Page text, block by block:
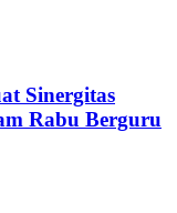
Sinergitas
Rabu Berguru